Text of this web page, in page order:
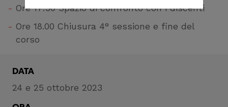
correttamente del
sito
statistici su di te per
Ore 17:30 Spazio di confronto con i discenti
Ore 18.00 Chiusura 4° sessione e fine del
corso
DATA
24 e 25 ottobre 2023